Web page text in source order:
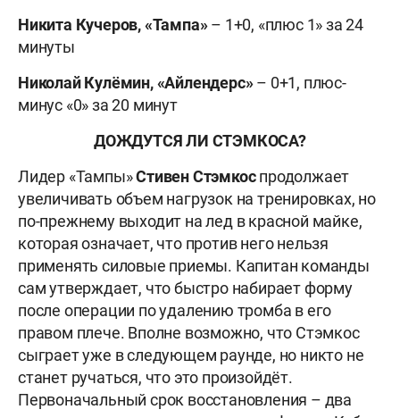
Никита Кучеров, «Тампа»– 1+0, «плюс 1» за 24
минуты
Николай Кулёмин, «Айлендерс»– 0+1, плюс-
минус «0» за 20 минут
ДОЖДУТСЯ ЛИ СТЭМКОСА?
Лидер «Тампы»Стивен Стэмкоспродолжает
увеличивать объем нагрузок на тренировках, но
по-прежнему выходит на лед в красной майке,
которая означает, что против него нельзя
применять силовые приемы. Капитан команды
сам утверждает, что быстро набирает форму
после операции по удалению тромба в его
правом плече. Вполне возможно, что Стэмкос
сыграет уже в следующем раунде, но никто не
станет ручаться, что это произойдёт.
Первоначальный срок восстановления – два